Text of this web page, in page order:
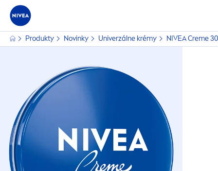
Produkty Novinky Univerzálne krémy NIVEACreme